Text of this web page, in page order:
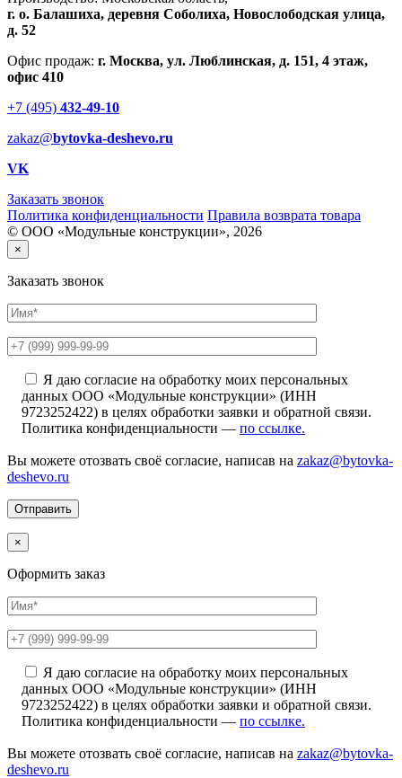
г. о. Балашиха, деревня Соболиха, Новослободская улица,
д. 52
Офис продаж: г. Москва, ул. Люблинская, д. 151, 4 этаж,
офис 410
+7 (495) 432-49-10
zakaz@bytovka-deshevo.ru
VK
Заказать звонок
Политика конфиденциальности Правила возврата товара
© ООО «Модульные конструкции», 2026
×
Заказать звонок
Я даю согласие на обработку моих персональных
данных ООО «Модульные конструкции» (ИНН
9723252422) в целях обработки заявки и обратной связи.
Политика конфиденциальности — по ссылке.
Вы можете отозвать своё согласие, написав на zakaz@bytovka-
deshevo.ru
×
Оформить заказ
Я даю согласие на обработку моих персональных
данных ООО «Модульные конструкции» (ИНН
9723252422) в целях обработки заявки и обратной связи.
Политика конфиденциальности — по ссылке.
Вы можете отозвать своё согласие, написав на zakaz@bytovka-
deshevo.ru